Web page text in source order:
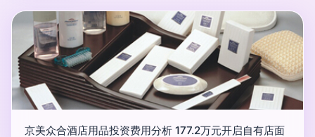
京美众合酒店用品投资费用分析 177.2万元开启自有店面